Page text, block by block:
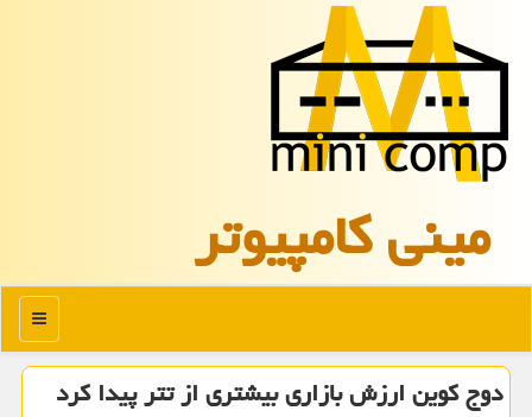
مینی كامپیوتر
منو
دوج كوین ارزش بازاری بیشتری از تتر پیدا كرد